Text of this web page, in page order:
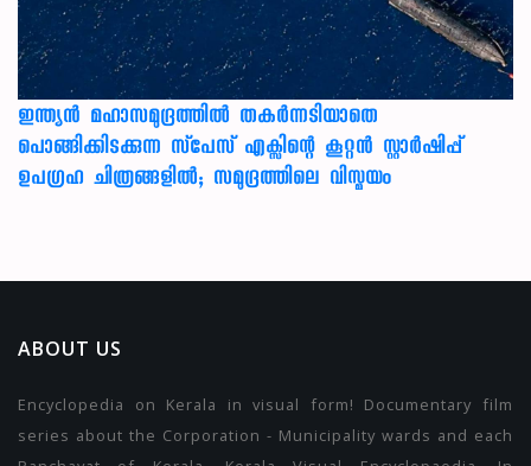
ഇന്ത്യൻ മഹാസമുദ്രത്തിൽ തകർന്നടിയാതെ
പൊങ്ങിക്കിടക്കുന്ന സ്‌പേസ് എക്സിന്റെ കൂറ്റൻ സ്റ്റാർഷിപ്പ്
ഉപഗ്രഹ ചിത്രങ്ങളിൽ; സമുദ്രത്തിലെ വിസ്മയം
ABOUT US
Encyclopedia on Kerala in visual form! Documentary film
series about the Corporation - Municipality wards and each